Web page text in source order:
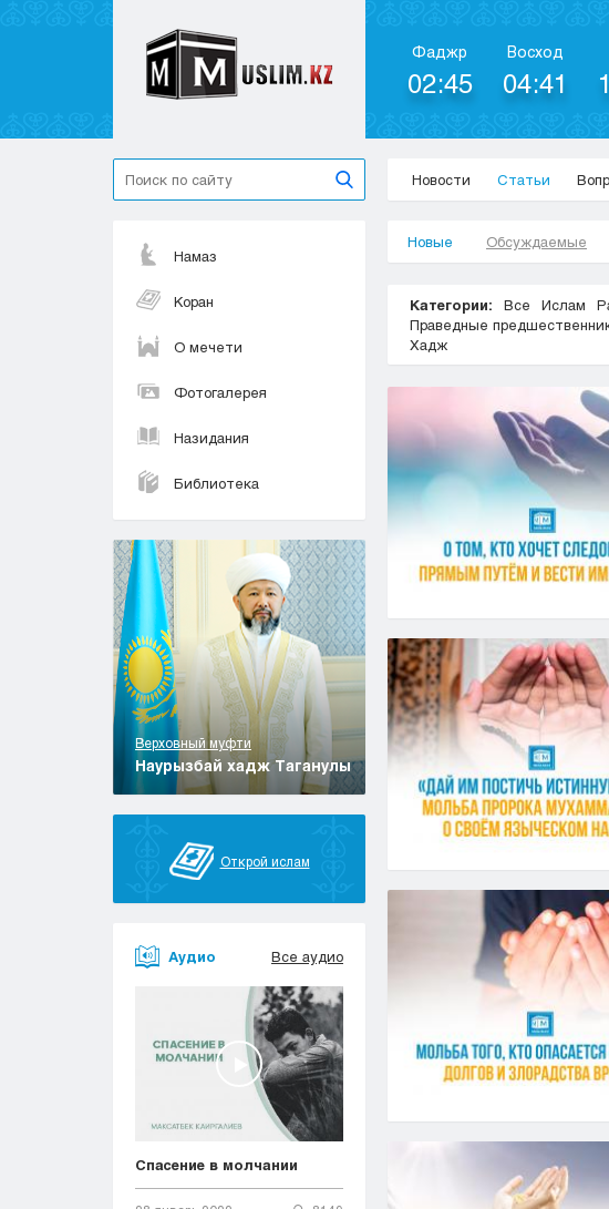
Фаджр
02:45
Восход
04:41
Новости Статьи
Намаз
Коран
О мечети
Фотогалерея
Назидания
Библиотека
Верховный муфти
Наурызбай хадж Таганулы
Открой ислам
Аудио Все аудио
Спасение в молчании
Новые Обсуждаемые
Категории: Все Ислам
Праведные
Хадж